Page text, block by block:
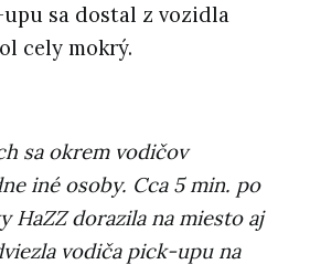
sa dostal z vozidla
cely mokrý.
sa okrem vodičov
iné osoby. Cca 5 min. po
HaZZ dorazila na miesto aj
vodiča pick-upu na